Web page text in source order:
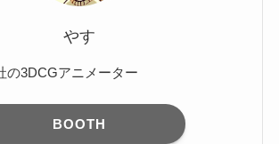
やす
の3DCGアニメーター
BOOTH